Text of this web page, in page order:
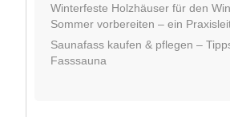
Winterfeste Holzhäuser für den
Sommer vorbereiten – ein
Saunafass kaufen & pflegen –
Fasssauna